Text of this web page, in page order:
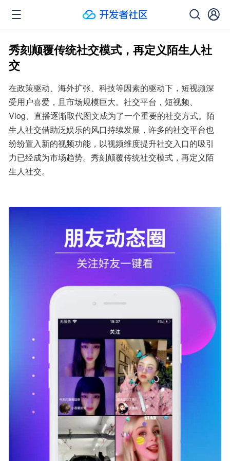
秀刻颠覆传统社交模式，再定义陌生人社
交
在政策驱动、海外扩张、科技等因素的驱动下，短视频深
受用户喜爱，且市场规模巨大。社交平台，短视频、
Vlog、直播逐渐取代图文成为了一个重要的社交方式。陌
生人社交借助泛娱乐的风口持续发展，许多的社交平台也
纷纷置入新的视频功能，以视频维度提升社交入口的吸引
力已经成为市场趋势。秀刻颠覆传统社交模式，再定义陌
生人社交。